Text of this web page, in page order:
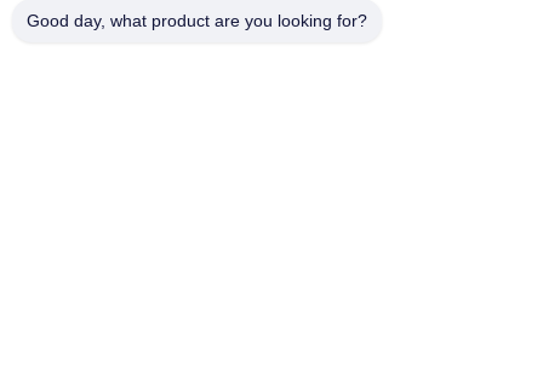
Kiểm Soát Chất Lượng
Good day, what product are you looking for?